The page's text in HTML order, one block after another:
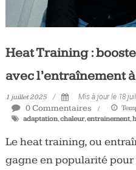
et
triathlon
Heat Training :
avec l’entraînement
1 juillet 2025 Mis à jour le 18
0 Commentaires
adaptation,chaleur,entrainement,
Le heat training, ou
gagne en popularité